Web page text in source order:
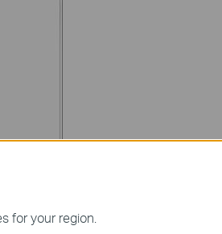
настільні
for your region.